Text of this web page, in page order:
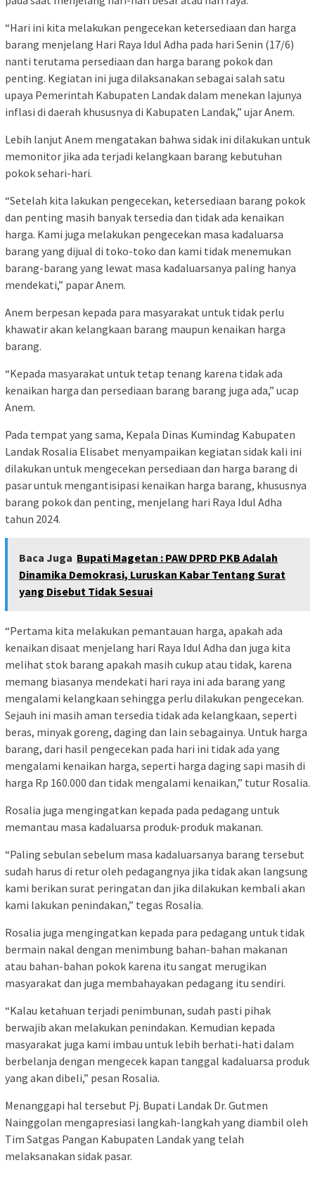
“Hari ini kita melakukan pengecekan ketersediaan dan harga
barang menjelang Hari Raya Idul Adha pada hari Senin (17/6)
nanti terutama persediaan dan harga barang pokok dan
penting. Kegiatan ini juga dilaksanakan sebagai salah satu
upaya Pemerintah Kabupaten Landak dalam menekan lajunya
inflasi di daerah khususnya di Kabupaten Landak,” ujar Anem.
Lebih lanjut Anem mengatakan bahwa sidak ini dilakukan untuk
memonitor jika ada terjadi kelangkaan barang kebutuhan
pokok sehari-hari.
“Setelah kita lakukan pengecekan, ketersediaan barang pokok
dan penting masih banyak tersedia dan tidak ada kenaikan
harga. Kami juga melakukan pengecekan masa kadaluarsa
barang yang dijual di toko-toko dan kami tidak menemukan
barang-barang yang lewat masa kadaluarsanya paling hanya
mendekati,” papar Anem.
Anem berpesan kepada para masyarakat untuk tidak perlu
khawatir akan kelangkaan barang maupun kenaikan harga
barang.
“Kepada masyarakat untuk tetap tenang karena tidak ada
kenaikan harga dan persediaan barang barang juga ada,” ucap
Anem.
Pada tempat yang sama, Kepala Dinas Kumindag Kabupaten
Landak Rosalia Elisabet menyampaikan kegiatan sidak kali ini
dilakukan untuk mengecekan persediaan dan harga barang di
pasar untuk mengantisipasi kenaikan harga barang, khususnya
barang pokok dan penting, menjelang hari Raya Idul Adha
tahun 2024.
Baca Juga Bupati Magetan : PAW DPRD PKB Adalah
Dinamika Demokrasi, Luruskan Kabar Tentang Surat
yang Disebut Tidak Sesuai
“Pertama kita melakukan pemantauan harga, apakah ada
kenaikan disaat menjelang hari Raya Idul Adha dan juga kita
melihat stok barang apakah masih cukup atau tidak, karena
memang biasanya mendekati hari raya ini ada barang yang
mengalami kelangkaan sehingga perlu dilakukan pengecekan.
Sejauh ini masih aman tersedia tidak ada kelangkaan, seperti
beras, minyak goreng, daging dan lain sebagainya. Untuk harga
barang, dari hasil pengecekan pada hari ini tidak ada yang
mengalami kenaikan harga, seperti harga daging sapi masih di
harga Rp 160.000 dan tidak mengalami kenaikan,” tutur Rosalia.
Rosalia juga mengingatkan kepada pada pedagang untuk
memantau masa kadaluarsa produk-produk makanan.
“Paling sebulan sebelum masa kadaluarsanya barang tersebut
sudah harus di retur oleh pedagangnya jika tidak akan langsung
kami berikan surat peringatan dan jika dilakukan kembali akan
kami lakukan penindakan,” tegas Rosalia.
Rosalia juga mengingatkan kepada para pedagang untuk tidak
bermain nakal dengan menimbung bahan-bahan makanan
atau bahan-bahan pokok karena itu sangat merugikan
masyarakat dan juga membahayakan pedagang itu sendiri.
“Kalau ketahuan terjadi penimbunan, sudah pasti pihak
berwajib akan melakukan penindakan. Kemudian kepada
masyarakat juga kami imbau untuk lebih berhati-hati dalam
berbelanja dengan mengecek kapan tanggal kadaluarsa produk
yang akan dibeli,” pesan Rosalia.
Menanggapi hal tersebut Pj. Bupati Landak Dr. Gutmen
Nainggolan mengapresiasi langkah-langkah yang diambil oleh
Tim Satgas Pangan Kabupaten Landak yang telah
melaksanakan sidak pasar.